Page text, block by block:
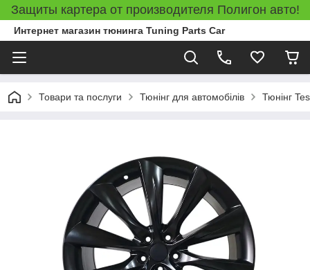
Защиты картера от производителя Полигон авто!
Интернет магазин тюнинга Tuning Parts Car
Товари та послуги Тюнінг для автомобілів Тюнінг